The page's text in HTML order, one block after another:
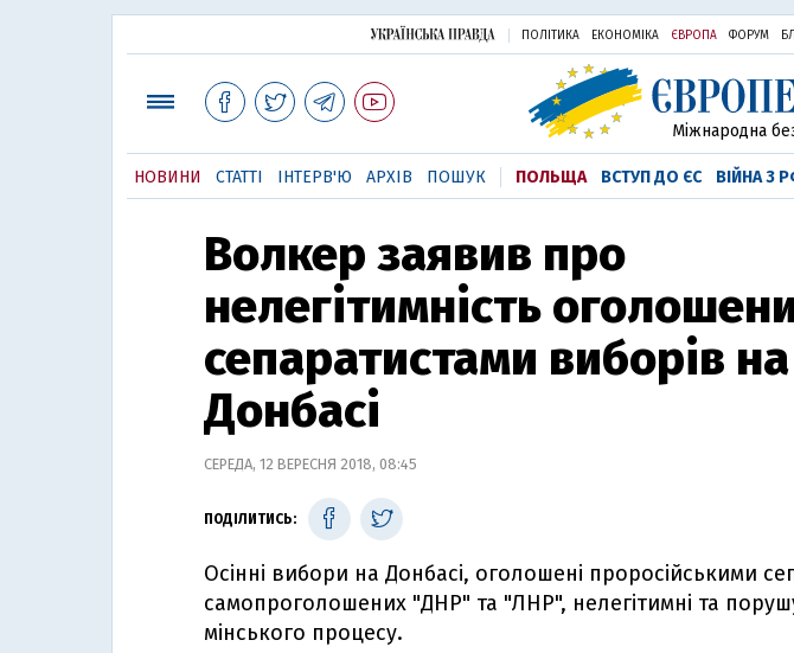
ПОЛІТИКА ЕКОНОМІКА ЄВРОПА ФОРУМ
Міжнародна
НОВИНИ СТАТТІ ІНТЕРВ'Ю АРХІВ ПОШУК ПОЛЬЩА ВСТУП ДО ЄС ВІЙНА З
Волкер заявив про
нелегітимність
сепаратистами виборів на
Донбасі
СЕРЕДА, 12 ВЕРЕСНЯ 2018, 08:45
ПОДІЛИТИСЬ:
Осінні вибори на Донбасі, оголошені проросійськими
самопроголошених "ДНР" та "ЛНР", нелегітимні та
мінського процесу.